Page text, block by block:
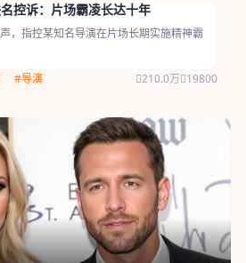
控诉：片场霸凌长达十年
，指控某知名导演在片场长期实施精神霸
#导演 210.0万 19800